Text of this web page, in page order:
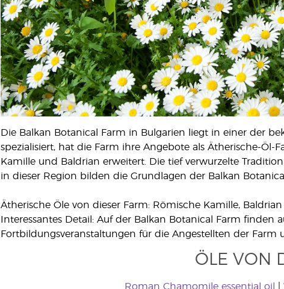
Die Balkan Botanical Farm in Bulgarien liegt in einer der
spezialisiert, hat die Farm ihre Angebote als Ätherische-
Kamille und Baldrian erweitert. Die tief verwurzelte
in dieser Region bilden die Grundlagen der Balkan
Ätherische Öle von dieser Farm: Römische Kamille, Baldrian
Interessantes Detail: Auf der Balkan Botanical Farm finden
Fortbildungsveranstaltungen für die Angestellten der Farm
ÖLE VON
Roman Chamomile essential oil